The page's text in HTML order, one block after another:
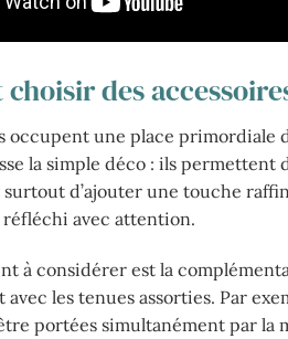
des
occupent une place primordiale
la simple déco : ils permettent
surtout d’ajouter une touche
avec attention.
à considérer est la
avec les tenues assorties. Par
portées simultanément par la